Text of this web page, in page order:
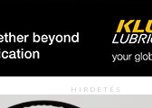
HIRDETÉS